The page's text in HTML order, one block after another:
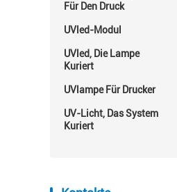
Für Den Druck
UVled-Modul
UVled, Die Lampe
Kuriert
UVlampe Für Drucker
UV-Licht, Das System
Kuriert